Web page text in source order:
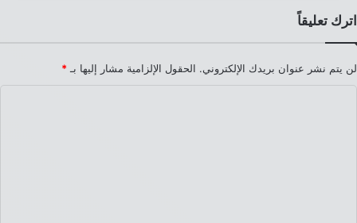
اترك تعليقاً
لن يتم نشر عنوان بريدك الإلكتروني. الحقول الإلزامية مشار إليها بـ *